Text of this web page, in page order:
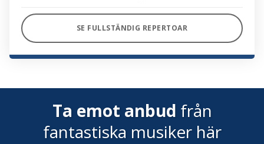
SE FULLSTÄNDIG REPERTOAR
Ta emot anbud från
fantastiska musiker här